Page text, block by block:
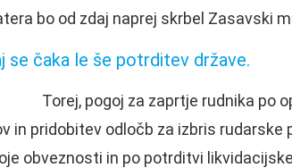
bo od zdaj naprej skrbel Zasavski
se čaka le še potrditev države.
Torej, pogoj za zaprtje rudnika po
in pridobitev odločb za izbris rudarske
obveznosti in po potrditvi